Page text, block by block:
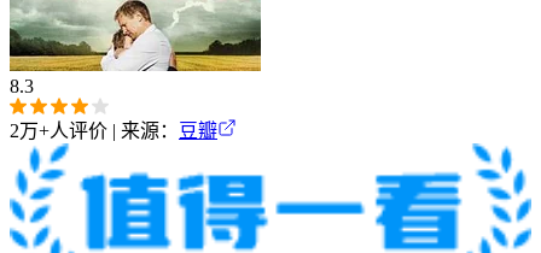
8.3
2万+人评价 | 来源： 豆瓣